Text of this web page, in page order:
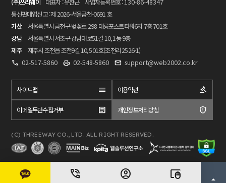
(주)쓰리웨이 대표자 : 유찬근 사업자등록번호 :130-86-48347
통신판매업신고 : 제 2026-서울금천-0691 호
가산
서울특별시 금천구 벚꽃로 298 대륭포스트타워6차 7층 701호
강남
서울특별시 서초구 강남대로51길 10, 1동 9층
제주
제주시 조천읍 조천9길 10, 501호(조천리 2526-1)
02-517-5860
02-548-5860 support@web2002.co.kr
사이트맵 이용약관
이메일무단수집거부 개인정보처리방침
(C) THREEWAY CO., LTD. ALL RIGHT RESERVED.